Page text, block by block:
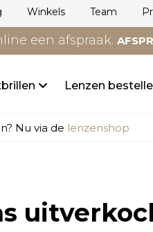
Winkels Team
een afspraak.
Lenzen
Nu via de lenzenshop